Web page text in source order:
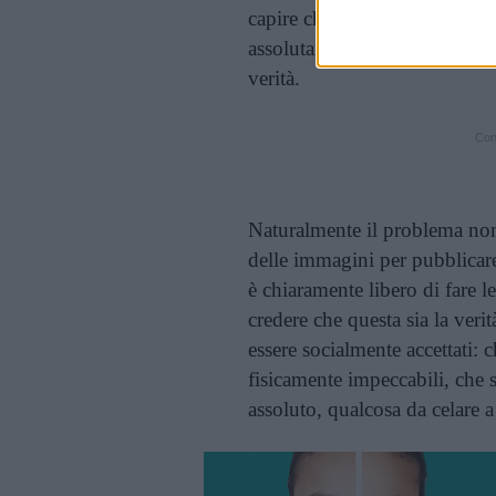
capire che troppo spesso gli
assolutamente irreale, e delle
verità.
Naturalmente il problema
delle immagini per
è chiaramente libero di fare
credere che questa sia la
essere socialmente
fisicamente impeccabili, che
assoluto, qualcosa da celare